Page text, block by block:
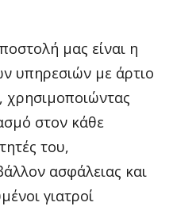
μας είναι η
υπηρεσιών με άρτιο
χρησιμοποιώντας
στον κάθε
του,
ασφάλειας και
γιατροί